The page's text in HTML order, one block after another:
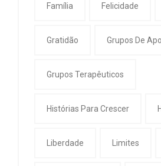
Família Felicidade
Gratidão Grupos De
Grupos Terapêuticos
Histórias Para Crescer
Liberdade Limites